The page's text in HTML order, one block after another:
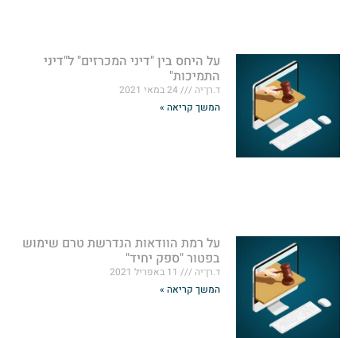
על היחס בין "דיני המכרזים" ל"דיני
התמיכות"
ד.רן־יה
24 במאי 2021
המשך קריאה »
על רמת הוודאות הנדרשת טרם שימוש
בפטור "ספק יחיד"
ד.רן־יה
11 באפריל 2021
המשך קריאה »